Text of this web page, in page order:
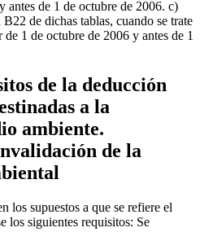
antes de 1 de octubre de 2006. c)
de dichas tablas, cuando se trate
1 de octubre de 2006 y antes de 1
de la deducción
a la
ambiente.
de la
los supuestos a que se refiere el
los siguientes requisitos: Se